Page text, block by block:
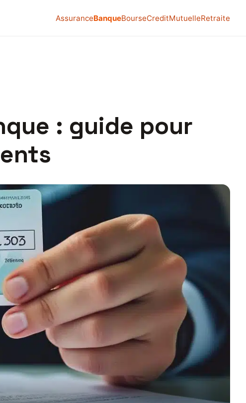
AssuranceBanqueBourseCreditMutuelleRetraite
: guide pour